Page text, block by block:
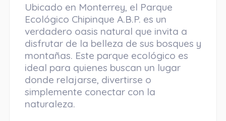
Ubicado en Monterrey, el Parque
Ecológico Chipinque A.B.P. es un
verdadero oasis natural que invita a
disfrutar de la belleza de sus bosques y
montañas. Este parque ecológico es
ideal para quienes buscan un lugar
donde relajarse, divertirse o
simplemente conectar con la
naturaleza.